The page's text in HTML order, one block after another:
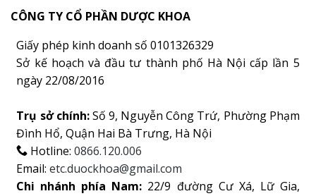
CÔNG TY CỔ PHẦN DƯỢC KHOA
Giấy phép kinh doanh số 0101326329
Sở kế hoạch và đầu tư thành phố Hà Nội cấp lần 5
ngày 22/08/2016
Trụ sở chính:Số 9, Nguyễn Công Trứ, Phường Phạm
Đình Hổ, Quận Hai Bà Trưng, Hà Nội
Hotline:0866.120.006
Email:etc.duockhoa@gmail.com
Chi nhánh phía Nam: 22/9 đường Cư Xá, Lữ Gia,